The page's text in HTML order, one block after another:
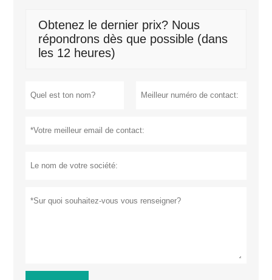
Obtenez le dernier prix? Nous
répondrons dès que possible (dans
les 12 heures)